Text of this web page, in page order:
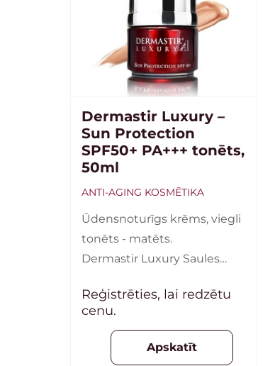
Dermastir Luxury –
Sun Protection
SPF50+ PA+++ tonēts,
50ml
ANTI-AGING KOSMĒTIKA
Ūdensnoturīgs krēms, viegli
tonēts - matēts.
Dermastir Luxury Saules
PA+++ saules aizsargfiltru –
spēcīgāka aizsardzība pret
sauli, aizkavē krunciņu
veidošanos, īpaši
Reģistrēties, lai redzētu
cenu.
Apskatīt